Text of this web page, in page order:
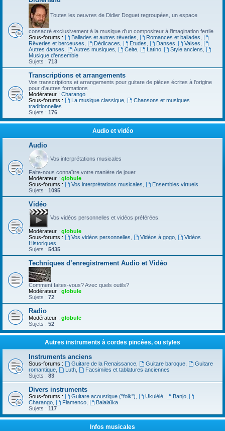
Toutes les oeuvres de Didier Doguet regroupées, un espace
consacré exclusivement à la musique d'un compositeur à l'imagination fertile
Sous-forums :
Ballades et autres réveries Romances et ballades
Rêveries et berceuses
Dédicaces Etudes Danses Valses
Autres danses
Autres musiques Celte, Latino, Style anciens
Musique d’ensemble
Sujets : 713
Transcriptions et arrangements
Vos transcriptions et arrangements pour guitare de pièces écrites à l'origine
pour d'autres formations
Modérateur : Charango
Sous-forums :
La musique classique,
Chansons et musiques
traditionnelles
Sujets : 176
Audio et vidéo
Audio
Vos interprétations musicales
Faite-nous connaître votre manière de jouer.
Modérateur : globule
Sous-forums :
Vos interprétations musicales
Ensembles virtuels
Sujets : 1095
Vidéo
Vos vidéos personnelles et vidéos préférées.
Modérateur : globule
Sous-forums :
Vos vidéos personnelles Vidéos à gogo,
Vidéos
Historiques
Sujets : 5435
Techniques d’enregistrement Audio et Vidéo
Comment faites-vous? Avec quels outils?
Modérateur : globule
Sujets : 72
Radio
Modérateur : globule
Sujets : 52
Autres instruments à cordes pincées, ou styles
Instruments anciens
Sous-forums : Guitare de la Renaissance, Guitare baroque,
Guitare
romantique
Luth,
Facsimiles et tablatures anciennes
Sujets : 83
Divers instruments
Sous-forums : Guitare acoustique ("folk") Ukulélé, Banjo,
Charango
Flamenco,
Balalaïka
Sujets : 117
Infos musicales